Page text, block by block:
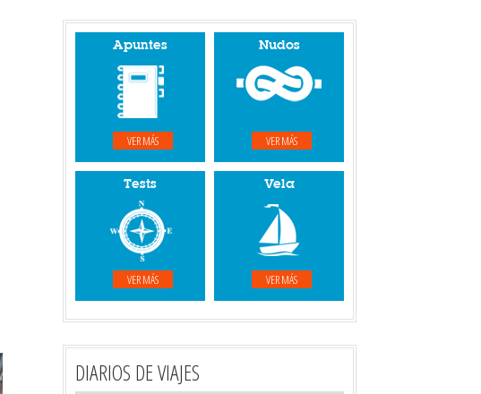
Apuntes
VER MÁS
Nudos
VER MÁS
Tests
VER MÁS
Vela
VER MÁS
DIARIOS DE VIAJES